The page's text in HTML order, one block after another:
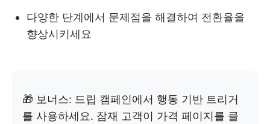
다양한 단계에서 문제점을 해결하여 전환율을
향상시키세요
🎁 보너스: 드립 캠페인에서 행동 기반 트리거
를 사용하세요. 잠재 고객이 가격 페이지를 클